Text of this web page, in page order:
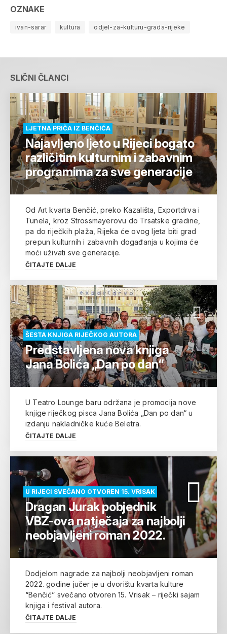
OZNAKE
ivan-sarar kultura odjel-za-kulturu-grada-rijeke
SLIČNI ČLANCI
LJETNA PRIČA IZ BENČIĆA
Najavljeno ljeto u Rijeci bogato
različitim kulturnim i zabavnim
programima za sve generacije
Od Art kvarta Benčić, preko Kazališta, Exportdrva i
Tunela, kroz Strossmayerovu do Trsatske gradine,
pa do riječkih plaža, Rijeka će ovog ljeta biti grad
prepun kulturnih i zabavnih događanja u kojima će
moći uživati sve generacije.
ČITAJTE DALJE
ŠESTA KNJIGA RIJEČKOG AUTORA
Predstavljena nova knjiga
Jana Bolića „Dan po dan“
U Teatro Lounge baru održana je promocija nove
knjige riječkog pisca Jana Bolića „Dan po dan“ u
izdanju nakladničke kuće Beletra.
ČITAJTE DALJE
U RIJECI SVEČANO OTVOREN 15. VRISAK
Dragan Jurak pobjednik
VBZ-ova natječaja za najbolji
neobjavljeni roman 2022.
Dodjelom nagrade za najbolji neobjavljeni roman
2022. godine jučer je u dvorištu kvarta kulture
“Benčić” svečano otvoren 15. Vrisak – riječki sajam
knjiga i festival autora.
ČITAJTE DALJE